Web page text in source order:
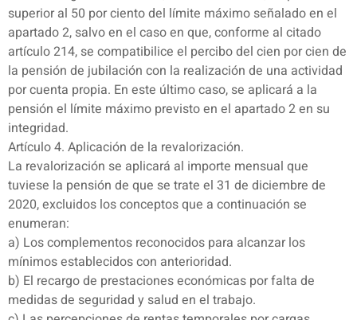
superior al 50 por ciento del límite máximo señalado en el
apartado 2, salvo en el caso en que, conforme al citado
artículo 214, se compatibilice el percibo del cien por cien de
la pensión de jubilación con la realización de una actividad
por cuenta propia. En este último caso, se aplicará a la
pensión el límite máximo previsto en el apartado 2 en su
integridad.
Artículo 4. Aplicación de la revalorización.
La revalorización se aplicará al importe mensual que
tuviese la pensión de que se trate el 31 de diciembre de
2020, excluidos los conceptos que a continuación se
enumeran:
a) Los complementos reconocidos para alcanzar los
mínimos establecidos con anterioridad.
b) El recargo de prestaciones económicas por falta de
medidas de seguridad y salud en el trabajo.